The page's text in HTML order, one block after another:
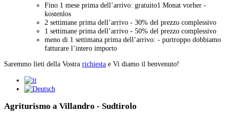
Fino 1 mese prima dell’arrivo: gratuito1 Monat vorher -
kostenlos
2 settimane prima dell’arrivo - 30% del prezzo complessivo
1 settimane prima dell’arrivo - 50% del prezzo complessivo
meno di 1 settimana prima dell’arrivo: - purtroppo dobbiamo
fatturare l’intero importo
Saremmo lieti della Vostra richiesta e Vi diamo il benvenuto!
Agriturismo a Villandro - Sudtirolo